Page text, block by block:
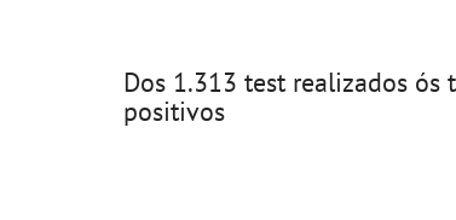
Dos 1.313 test realizados ós
positivos